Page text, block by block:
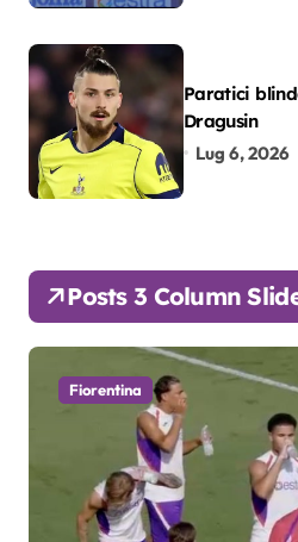
Paratici
Dragusin
Lug 6, 2026
Posts 3 Column
Fiorentina